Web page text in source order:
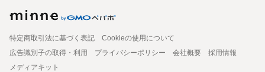
特定商取引法に基づく表記
Cookieの使用について
広告識別子の取得・利用
プライバシーポリシー 会社概要
採用情報
メディアキット